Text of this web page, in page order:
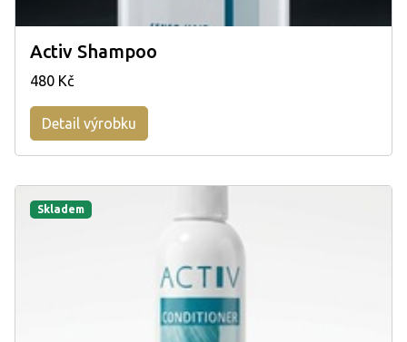
Activ Shampoo
480 Kč
Detail výrobku
Skladem